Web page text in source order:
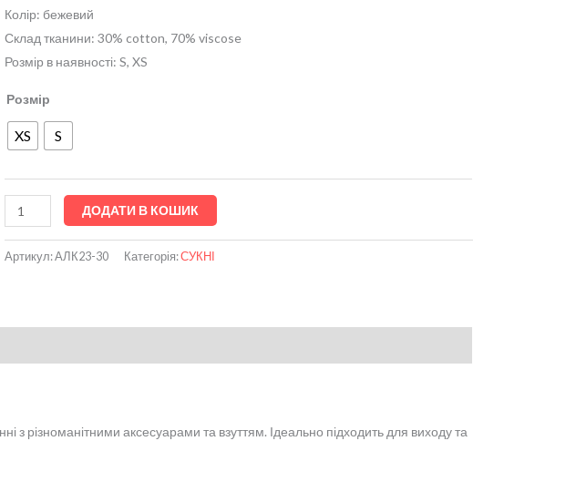
Колір: бежевий
Склад тканини: 30% cotton, 70% viscose
Розмір в наявності: S, XS
Розмір
XS S
ДОДАТИ В КОШИК
Артикул:АЛК23-30 Категорія:СУКНІ
різноманітними аксесуарами та взуттям. Ідеально підходить для виходу та